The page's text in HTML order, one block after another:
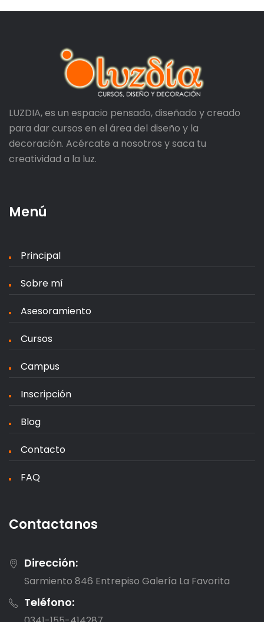
LUZDIA, es un espacio pensado, diseñado y creado
para dar cursos en el área del diseño y la
decoración. Acércate a nosotros y saca tu
creatividad a la luz.
Menú
Principal
Sobre mí
Asesoramiento
Cursos
Campus
Inscripción
Blog
Contacto
FAQ
Contactanos
Dirección:
Sarmiento 846 Entrepiso Galería La Favorita
Teléfono: